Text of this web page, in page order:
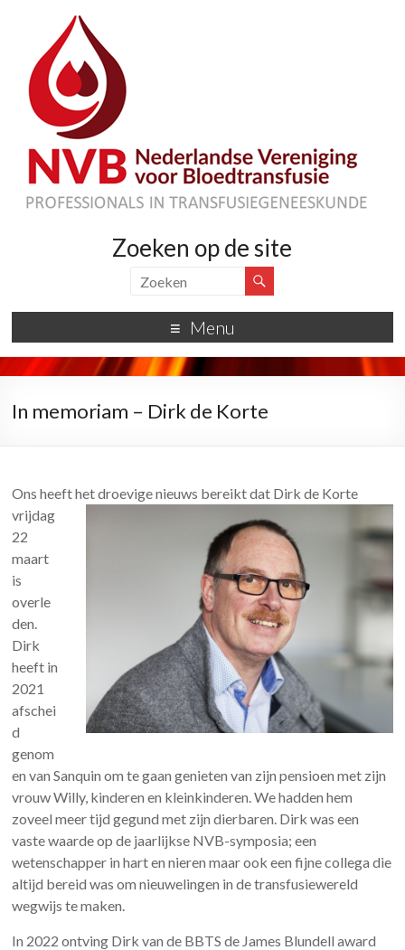
Zoeken op de site
Menu
In memoriam – Dirk de Korte
Ons heeft het droevige nieuws bereikt dat Dirk de Korte
vrijdag
22
maart
is
overle
den.
Dirk
heeft in
2021
afschei
d
genom
en van Sanquin om te gaan genieten van zijn pensioen met zijn
vrouw Willy, kinderen en kleinkinderen. We hadden hem
zoveel meer tijd gegund met zijn dierbaren. Dirk was een
vaste waarde op de jaarlijkse NVB-symposia; een
wetenschapper in hart en nieren maar ook een fijne collega die
altijd bereid was om nieuwelingen in de transfusiewereld
wegwijs te maken.
In 2022 ontving Dirk van de BBTS de James Blundell award